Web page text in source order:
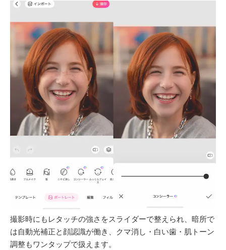
撮影時にもレタッチの強さをスライダーで整えられ、暗所で
は自動光補正と顔認識が働き、クマ消し・白い歯・肌トーン
調整もワンタップで扱えます。